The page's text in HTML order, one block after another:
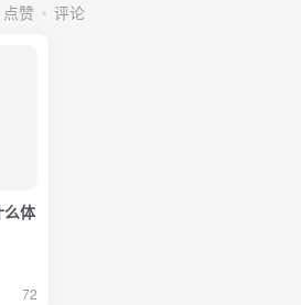
点赞 评论
体
72